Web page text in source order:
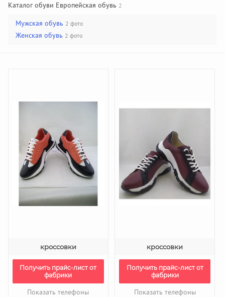
Каталог обуви Европейская обувь 2
Мужская обувь 2 фото
Женская обувь 2 фото
кроссовки
Получить прайс-лист от
фабрики
Показать телефоны
кроссовки
Получить прайс-лист от
фабрики
Показать телефоны